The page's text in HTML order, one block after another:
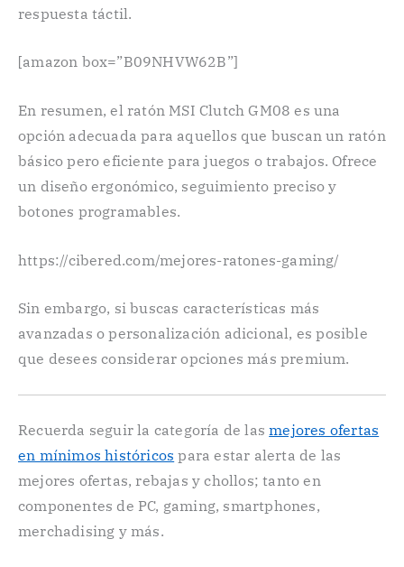
respuesta táctil.
[amazon box=”B09NHVW62B”]
En resumen, el ratón MSI Clutch GM08 es una
opción adecuada para aquellos que buscan un ratón
básico pero eficiente para juegos o trabajos. Ofrece
un diseño ergonómico, seguimiento preciso y
botones programables.
https://cibered.com/mejores-ratones-gaming/
Sin embargo, si buscas características más
avanzadas o personalización adicional, es posible
que desees considerar opciones más premium.
Recuerda seguir la categoría de lasmejores ofertas
en mínimos históricos para estar alerta de las
mejores ofertas, rebajas y chollos; tanto en
componentes de PC, gaming, smartphones,
merchadising y más.